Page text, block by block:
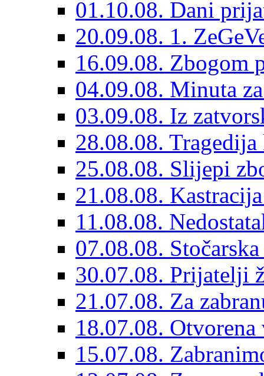
01.10.08. Dani
20.09.08. 1.
16.09.08. Zbogom
04.09.08. Minuta
03.09.08. Iz
28.08.08.
25.08.08. Slijepi
21.08.08.
11.08.08.
07.08.08.
30.07.08. Prijatelji
21.07.08. Za
18.07.08.
15.07.08.